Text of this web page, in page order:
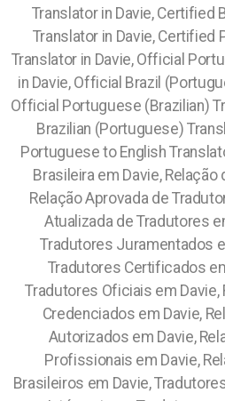
Translator in Davie, Certified
Translator in Davie, Certified
Translator in Davie, Official
in Davie, Official Brazil
Official Portuguese (Brazilian)
Brazilian (Portuguese)
Portuguese to English
Brasileira em Davie, Relação
Relação Aprovada de
Atualizada de Tradutores
Tradutores Juramentados
Tradutores Certificados
Tradutores Oficiais em Davie,
Credenciados em Davie,
Autorizados em Davie,
Profissionais em Davie,
Brasileiros em Davie,